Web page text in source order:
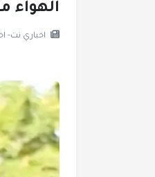
الهواء
اخباري نت-